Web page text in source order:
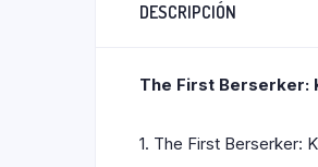
DESCRIPCIÓN
The First Berserker:
1. The First Berserker: